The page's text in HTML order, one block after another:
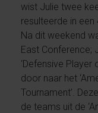
wist Julie twee
resulteerde in
Na dit weekend
East Conference;
‘Defensive Player
door naar het
Tournament’.
de teams uit de